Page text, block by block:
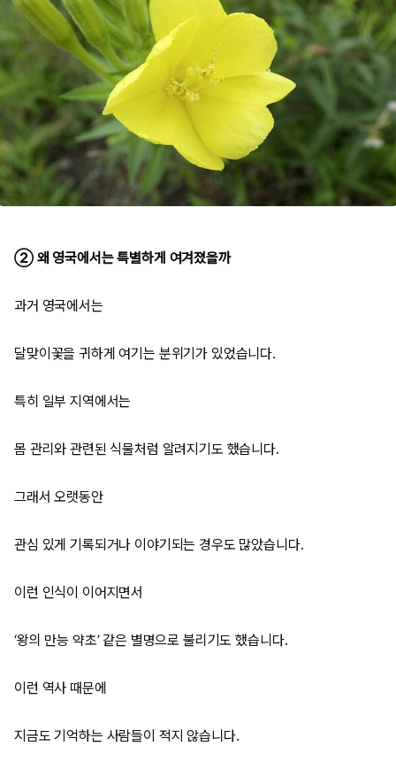
② 왜 영국에서는 특별하게 여겨졌을까
과거 영국에서는
달맞이꽃을 귀하게 여기는 분위기가 있었습니다.
특히 일부 지역에서는
몸 관리와 관련된 식물처럼 알려지기도 했습니다.
그래서 오랫동안
관심 있게 기록되거나 이야기되는 경우도 많았습니다.
이런 인식이 이어지면서
‘왕의 만능 약초’ 같은 별명으로 불리기도 했습니다.
이런 역사 때문에
지금도 기억하는 사람들이 적지 않습니다.